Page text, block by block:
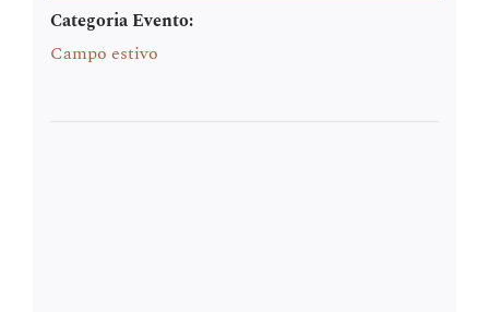
Categoria Evento:
Campo estivo